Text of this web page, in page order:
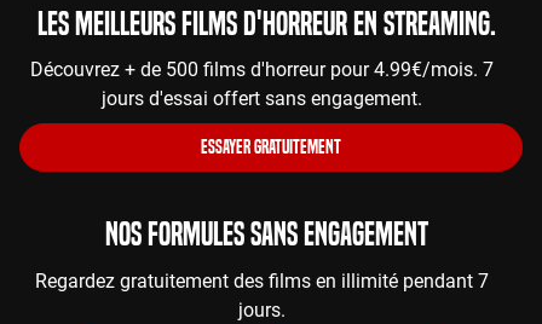
Les meilleurs films d'horreur en streaming.
Découvrez + de 500 films d'horreur pour 4.99€/mois. 7
jours d'essai offert sans engagement.
ESSAYER GRATUITEMENT
NOS FORMULES SANS ENGAGEMENT
Regardez gratuitement des films en illimité pendant 7
jours.